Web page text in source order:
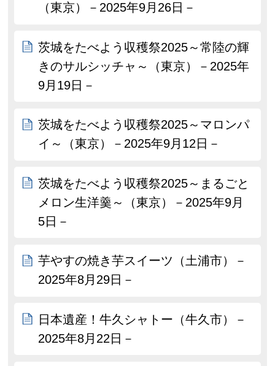
（東京）－2025年9月26日－
茨城をたべよう収穫祭2025～常陸の輝
きのサルシッチャ～（東京）－2025年
9月19日－
茨城をたべよう収穫祭2025～マロンパ
イ～（東京）－2025年9月12日－
茨城をたべよう収穫祭2025～まるごと
メロン生洋羹～（東京）－2025年9月
5日－
芋やすの焼き芋スイーツ（土浦市）－
2025年8月29日－
日本遺産！牛久シャトー（牛久市）－
2025年8月22日－